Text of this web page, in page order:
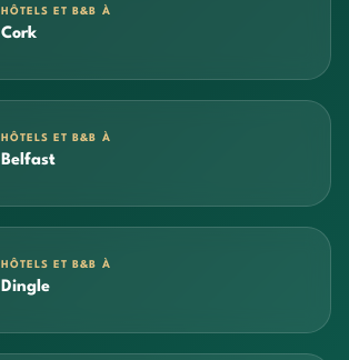
HÔTELS ET B&B À
Cork
HÔTELS ET B&B À
Belfast
HÔTELS ET B&B À
Dingle